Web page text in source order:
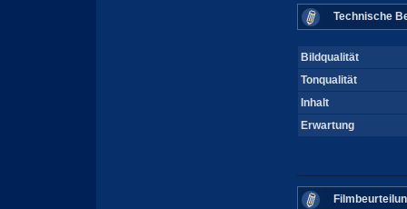
Technische
Bildqualität
Tonqualität
Inhalt
Erwartung